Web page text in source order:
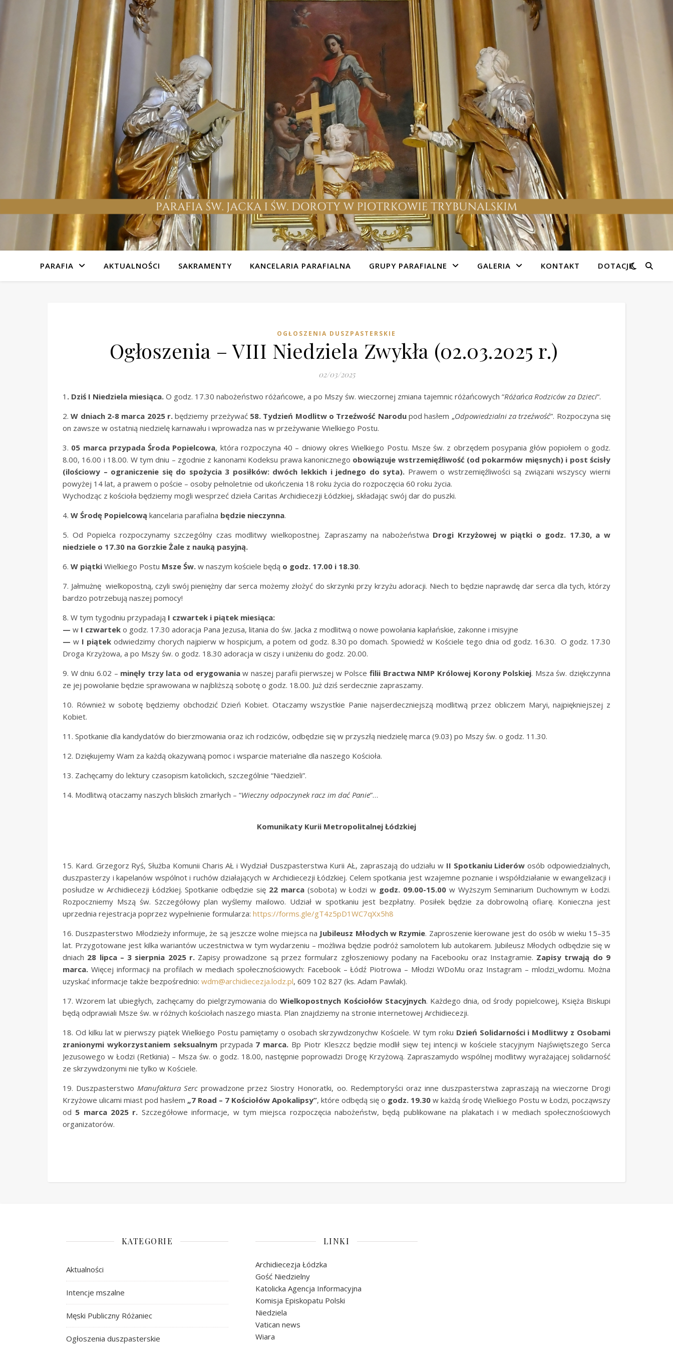
PARAFIA AKTUALNOŚCI SAKRAMENTY KANCELARIA PARAFIALNA GRUPY PARAFIALNE GALERIA KONTAKT DOTACJE
OGŁOSZENIA DUSZPASTERSKIE
Ogłoszenia – VIII Niedziela Zwykła (02.03.2025 r.)
02/03/2025
1 . Dziś I Niedziela miesiąca. O godz. 17.30 nabożeństwo różańcowe, a po Mszy św. wieczornej zmiana tajemnic różańcowych “Różańca Rodziców za Dzieci“.
2.W dniach 2-8 marca 2025 r. będziemy przeżywać 58. Tydzień Modlitw o Trzeźwość Narodupod hasłem „Odpowiedzialni za trzeźwość”. Rozpoczyna się
on zawsze w ostatnią niedzielę karnawału i wprowadza nas w przeżywanie Wielkiego Postu.
3. 05 marca przypada Środa Popielcowa, która rozpoczyna 40 – dniowy okres Wielkiego Postu. Msze św. z obrzędem posypania głów popiołem o godz.
8.00, 16.00 i 18.00. W tym dniu – zgodnie z kanonami Kodeksu prawa kanonicznego obowiązuje wstrzemięźliwość (od pokarmów mięsnych) i post ścisły
(ilościowy – ograniczenie się do spożycia 3 posiłków: dwóch lekkich i jednego do syta). Prawem o wstrzemięźliwości są związani wszyscy wierni
powyżej 14 lat, a prawem o poście – osoby pełnoletnie od ukończenia 18 roku życia do rozpoczęcia 60 roku życia.
Wychodząc z kościoła będziemy mogli wesprzeć dzieła Caritas Archidiecezji Łódzkiej, składając swój dar do puszki.
4. W Środę Popielcową kancelaria parafialna będzie nieczynna.
5. Od Popielca rozpoczynamy szczególny czas modlitwy wielkopostnej. Zapraszamy na nabożeństwa Drogi Krzyżowej w piątki o godz. 17.30, a w
niedziele o 17.30 na Gorzkie Żale z nauką pasyjną.
6. W piątki Wielkiego Postu Msze Św. w naszym kościele będą o godz. 17.00 i 18.30.
7. Jałmużnę wielkopostną, czyli swój pieniężny dar serca możemy złożyć do skrzynki przy krzyżu adoracji. Niech to będzie naprawdę dar serca dla tych, którzy
bardzo potrzebują naszej pomocy!
8. W tym tygodniu przypadają I czwartek i piątek miesiąca:
— w I czwartek o godz. 17.30 adoracja Pana Jezusa, litania do św. Jacka z modlitwą o nowe powołania kapłańskie, zakonne i misyjne
— w I piątekodwiedzimy chorych najpierw w hospicjum, a potem od godz. 8.30 po domach. Spowiedź w Kościele tego dnia od godz. 16.30. O godz. 17.30
Droga Krzyżowa, a po Mszy św. o godz. 18.30 adoracja w ciszy i uniżeniu do godz. 20.00.
9. W dniu 6.02 – minęły trzy lata od erygowaniaw naszej parafii pierwszej w Polsce filii Bractwa NMP Królowej Korony Polskiej. Msza św. dziękczynna
ze jej powołanie będzie sprawowana w najbliższą sobotę o godz. 18.00. Już dziś serdecznie zapraszamy.
10. Również w sobotę będziemy obchodzić Dzień Kobiet. Otaczamy wszystkie Panie najserdeczniejszą modlitwą przez obliczem Maryi, najpiękniejszej z
Kobiet.
11. Spotkanie dla kandydatów do bierzmowania oraz ich rodziców, odbędzie się w przyszłą niedzielę marca (9.03) po Mszy św. o godz. 11.30.
12. Dziękujemy Wam za każdą okazywaną pomoc i wsparcie materialne dla naszego Kościoła.
13. Zachęcamy do lektury czasopism katolickich, szczególnie “Niedzieli”.
14. Modlitwą otaczamy naszych bliskich zmarłych – “Wieczny odpoczynek racz im dać Panie”…
Komunikaty Kurii Metropolitalnej Łódzkiej
15. Kard. Grzegorz Ryś, Służba Komunii Charis AŁ i Wydział Duszpasterstwa Kurii AŁ, zapraszają do udziału w II Spotkaniu Liderów osób odpowiedzialnych,
duszpasterzy i kapelanów wspólnot i ruchów działających w Archidiecezji Łódzkiej. Celem spotkania jest wzajemne poznanie i współdziałanie w ewangelizacji i
posłudze w Archidiecezji Łódzkiej. Spotkanie odbędzie się 22 marca (sobota) w Łodzi w godz. 09.00-15.00w Wyższym Seminarium Duchownym w Łodzi.
Rozpoczniemy Mszą św. Szczegółowy plan wyślemy mailowo. Udział w spotkaniu jest bezpłatny. Posiłek będzie za dobrowolną ofiarę. Konieczna jest
uprzednia rejestracja poprzez wypełnienie formularza: https://forms.gle/gT4z5pD1WC7qXx5h8
16. Duszpasterstwo Młodzieży informuje, że są jeszcze wolne miejsca na Jubileusz Młodych w Rzymie. Zaproszenie kierowane jest do osób w wieku 15–35
lat. Przygotowane jest kilka wariantów uczestnictwa w tym wydarzeniu – możliwa będzie podróż samolotem lub autokarem. Jubileusz Młodych odbędzie się w
dniach 28 lipca – 3 sierpnia 2025 r. Zapisy prowadzone są przez formularz zgłoszeniowy podany na Facebooku oraz Instagramie. Zapisy trwają do 9
marca. Więcej informacji na profilach w mediach społecznościowych: Facebook – Łódź Piotrowa – Młodzi WDoMu oraz Instagram – mlodzi_wdomu. Można
uzyskać informacje także bezpośrednio: wdm@archidiecezja.lodz.pl, 609 102 827 (ks. Adam Pawlak).
17. Wzorem lat ubiegłych, zachęcamy do pielgrzymowania doWielkopostnych Kościołów Stacyjnych. Każdego dnia, od środy popielcowej, Księża Biskupi
będą odprawiali Msze św. w różnych kościołach naszego miasta. Plan znajdziemy na stronie internetowej Archidiecezji.
18. Od kilku lat w pierwszy piątek Wielkiego Postu pamiętamy o osobach skrzywdzonychw Kościele. W tym roku Dzień Solidarności i Modlitwy z Osobami
zranionymi wykorzystaniem seksualnym przypada 7 marca. Bp Piotr Kleszcz będzie modlił sięw tej intencji w kościele stacyjnym Najświętszego Serca
Jezusowego w Łodzi (Retkinia) – Msza św. o godz. 18.00, następnie poprowadzi Drogę Krzyżową. Zapraszamydo wspólnej modlitwy wyrażającej solidarność
ze skrzywdzonymi nie tylko w Kościele.
19. DuszpasterstwoManufaktura Serc prowadzone przez Siostry Honoratki, oo. Redemptoryści oraz inne duszpasterstwa zapraszają na wieczorne Drogi
Krzyżowe ulicami miast pod hasłem „7 Road – 7 Kościołów Apokalipsy”, które odbędą się o godz. 19.30 w każdą środę Wielkiego Postu w Łodzi, począwszy
od 5 marca 2025 r. Szczegółowe informacje, w tym miejsca rozpoczęcia nabożeństw, będą publikowane na plakatach i w mediach społecznościowych
organizatorów.
KATEGORIE
Aktualności
Intencje mszalne
Męski Publiczny Różaniec
Ogłoszenia duszpasterskie
LINKI
Archidiecezja Łódzka
Gość Niedzielny
Katolicka Agencja Informacyjna
Komisja Episkopatu Polski
Niedziela
Vatican news
Wiara